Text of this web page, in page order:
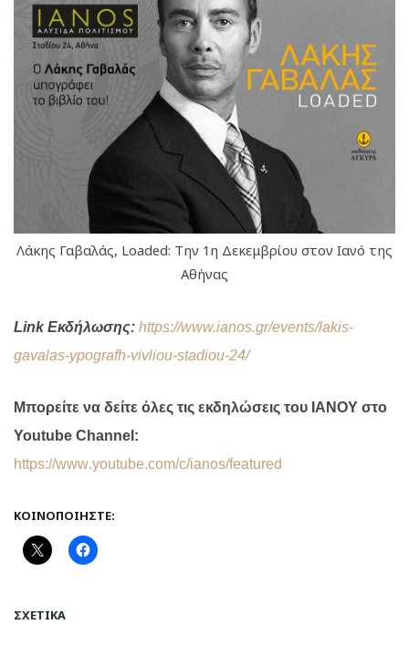
Λάκης Γαβαλάς, Loaded: Την 1η Δεκεμβρίου στον Ιανό της
Αθήνας
LinkΕκδήλωσης: https://www.ianos.gr/events/lakis-
gavalas-ypografh-vivliou-stadiou-24/
Μπορείτε να δείτε όλες τις εκδηλώσεις του ΙΑΝΟΥ στο
Youtube Channel :
https://www.youtube.com/c/ianos/featured
ΚΟΙΝΟΠΟΙΉΣΤΕ:
ΣΧΕΤΙΚΆ